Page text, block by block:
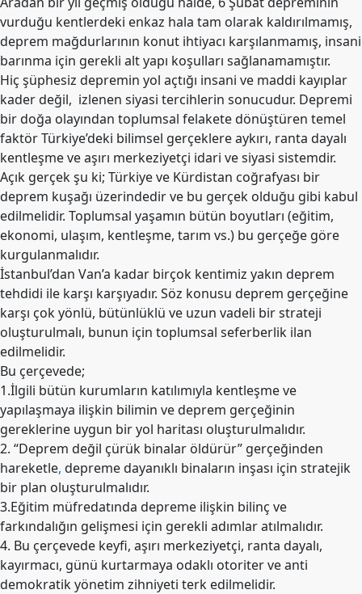
vurduğu kentlerdeki enkaz hala tam olarak kaldırılmamış,
deprem mağdurlarının konut ihtiyacı karşılanmamış, insani
barınma için gerekli alt yapı koşulları sağlanamamıştır.
Hiç şüphesiz depremin yol açtığı insani ve maddi kayıplar
kader değil, izlenen siyasi tercihlerin sonucudur. Depremi
bir doğa olayından toplumsal felakete dönüştüren temel
faktör Türkiye’deki bilimsel gerçeklere aykırı, ranta dayalı
kentleşme ve aşırı merkeziyetçi idari ve siyasi sistemdir.
Açık gerçek şu ki; Türkiye ve Kürdistan coğrafyası bir
deprem kuşağı üzerindedir ve bu gerçek olduğu gibi kabul
edilmelidir. Toplumsal yaşamın bütün boyutları (eğitim,
ekonomi, ulaşım, kentleşme, tarım vs.) bu gerçeğe göre
kurgulanmalıdır.
İstanbul’dan Van’a kadar birçok kentimiz yakın deprem
tehdidi ile karşı karşıyadır. Söz konusu deprem gerçeğine
karşı çok yönlü, bütünlüklü ve uzun vadeli bir strateji
oluşturulmalı, bunun için toplumsal seferberlik ilan
edilmelidir.
Bu çerçevede;
1.İlgili bütün kurumların katılımıyla kentleşme ve
yapılaşmaya ilişkin bilimin ve deprem gerçeğinin
gereklerine uygun bir yol haritası oluşturulmalıdır.
2. “Deprem değil çürük binalar öldürür” gerçeğinden
hareketle, depreme dayanıklı binaların inşası için stratejik
bir plan oluşturulmalıdır.
3.Eğitim müfredatında depreme ilişkin bilinç ve
farkındalığın gelişmesi için gerekli adımlar atılmalıdır.
4. Bu çerçevede keyfi, aşırı merkeziyetçi, ranta dayalı,
kayırmacı, günü kurtarmaya odaklı otoriter ve anti
demokratik yönetim zihniyeti terk edilmelidir.